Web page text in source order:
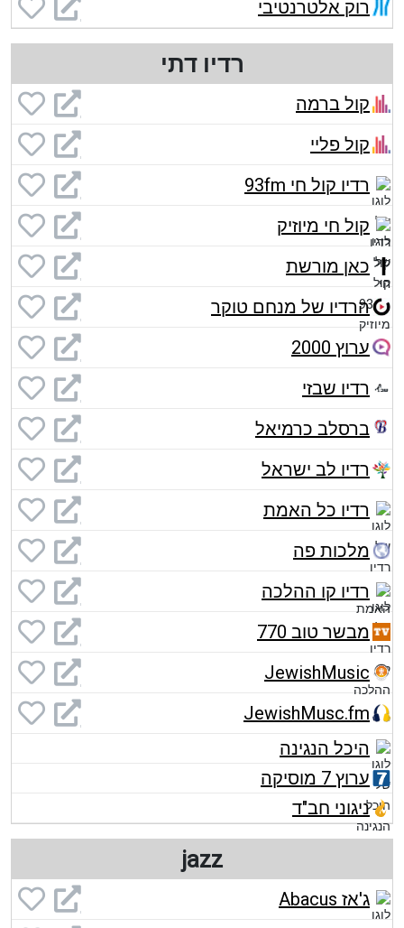
רוק אלטרנטיבי
רדיו דתי
קול ברמה
קול פליי
רדיו קול חי 93fm
קול חי מיוזיק
כאן מורשת
הרדיו של מנחם טוקר
ערוץ 2000
רדיו שבזי
ברסלב כרמיאל
רדיו לב ישראל
רדיו כל האמת
מלכות פה
רדיו קו ההלכה
מבשר טוב 770
JewishMusic
JewishMusc.fm
היכל הנגינה
ערוץ 7 מוסיקה
ניגוני חב"ד
jazz
ג'אז Abacus